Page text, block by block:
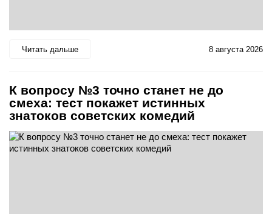
Читать дальше 8 августа 2026
К вопросу №3 точно станет не до
смеха: тест покажет истинных
знатоков советских комедий